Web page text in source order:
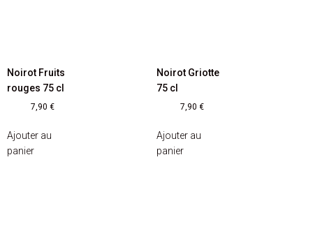
Noirot Fruits
rouges 75 cl
7,90€
Ajouter au
panier
Noirot Griotte
75 cl
7,90€
Ajouter au
panier